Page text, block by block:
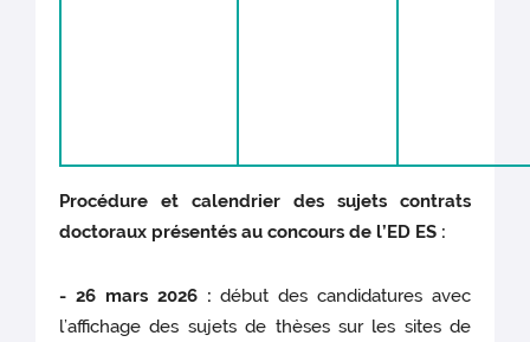
Procédure et calendrier des sujets contrats
doctoraux présentés au concours de l’ED ES :
- 26 mars 2026 :début des candidatures avec
l’affichage des sujets de thèses sur les sites de